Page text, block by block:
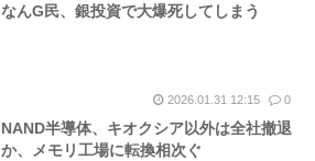
なんG民、銀投資で大爆死してしまう
2026.01.31 12:15 0
NAND半導体、キオクシア以外は全社撤退
か、メモリ工場に転換相次ぐ